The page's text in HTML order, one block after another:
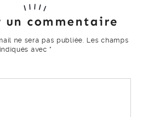
un commentaire
ne sera pas publiée.
Les champs
avec *